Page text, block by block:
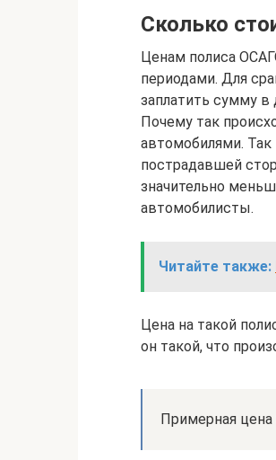
Сколько
Ценам полиса
периодами. Для
заплатить сумму
Почему так
автомобилями.
пострадавшей
значительно
автомобилисты.
Читайте также:
Цена на такой
он такой, что
Примерная цена